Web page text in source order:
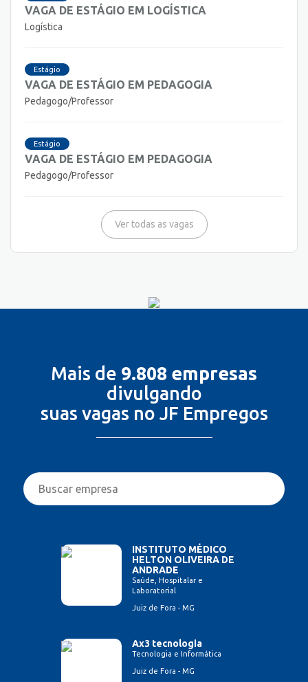
VAGA DE ESTÁGIO EM LOGÍSTICA
Logística
Estágio
VAGA DE ESTÁGIO EM PEDAGOGIA
Pedagogo/Professor
Estágio
VAGA DE ESTÁGIO EM PEDAGOGIA
Pedagogo/Professor
Ver todas as vagas
Mais de 9.808 empresas
divulgando
suas vagas no JF Empregos
INSTITUTO MÉDICO
HELTON OLIVEIRA DE
ANDRADE
Saúde, Hospitalar e
Laboratorial
Juiz de Fora - MG
Ax3 tecnologia
Tecnologia e Informática
Juiz de Fora - MG